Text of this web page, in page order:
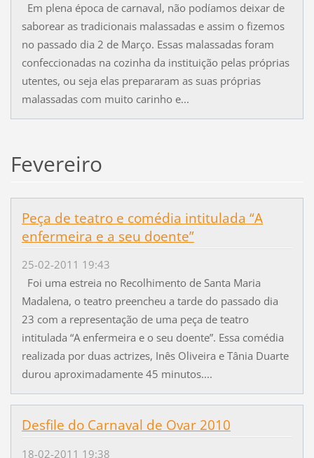
Em plena época de carnaval, não podíamos deixar de
saborear as tradicionais malassadas e assim o fizemos
no passado dia 2 de Março. Essas malassadas foram
confeccionadas na cozinha da instituição pelas próprias
utentes, ou seja elas prepararam as suas próprias
malassadas com muito carinho e...
Fevereiro
Peça de teatro e comédia intitulada “A
enfermeira e a seu doente”
25-02-2011 19:43
Foi uma estreia no Recolhimento de Santa Maria
Madalena, o teatro preencheu a tarde do passado dia
23 com a representação de uma peça de teatro
intitulada “A enfermeira e o seu doente”. Essa comédia
realizada por duas actrizes, Inês Oliveira e Tânia Duarte
durou aproximadamente 45 minutos....
Desfile do Carnaval de Ovar 2010
18-02-2011 19:38